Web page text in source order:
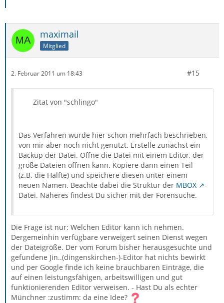
maximail
Mitglied
2. Februar 2011 um 18:43 #15
Zitat von "schlingo"
Das Verfahren wurde hier schon mehrfach beschrieben,
von mir aber noch nicht genutzt. Erstelle zunächst ein
Backup der Datei. Öffne die Datei mit einem Editor, der
große Dateien öffnen kann. Kopiere dann einen Teil
(z.B. die Hälfte) und speichere diesen unter einem
neuen Namen. Beachte dabei die Struktur der MBOX
-
Datei. Näheres findest Du sicher mit der Forensuche.
Die Frage ist nur: Welchen Editor kann ich nehmen.
Dergemeinhin verfügbare verweigert seinen Dienst wegen
der Dateigröße. Der vom Forum bisher herausgesuchte und
gefundene Jin..(dingenskirchen-)-Editor hat nichts bewirkt
und per Google finde ich keine brauchbaren Einträge, die
auf einen leistungsfähigen, arbeitswilligen und gut
funktionierenden Editor verweisen. - Hast Du als echter
Münchner :zustimm: da eine Idee?